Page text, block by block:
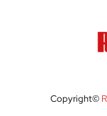
Copyright©